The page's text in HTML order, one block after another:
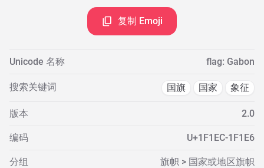
复制 Emoji
Unicode 名称 flag: Gabon
搜索关键词 国旗 国家 象征
版本 2.0
编码 U+1F1EC-1F1E6
分组 旗帜 > 国家或地区旗帜